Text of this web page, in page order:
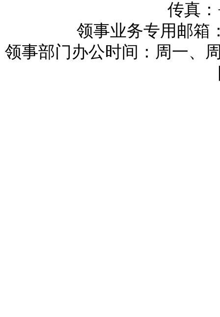
传真：
领事业务专用邮箱
领事部门办公时间：周一、